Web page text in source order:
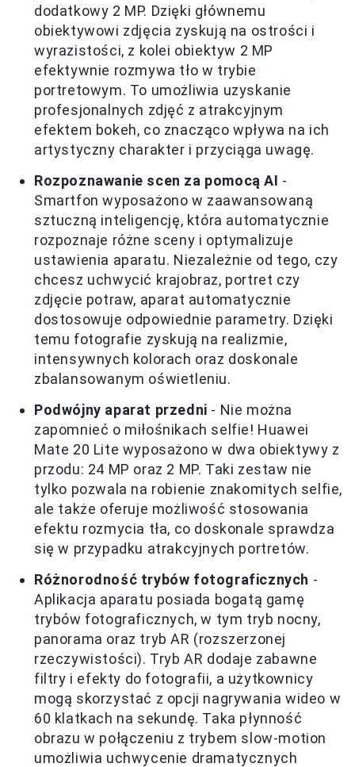
dodatkowy 2 MP. Dzięki głównemu
obiektywowi zdjęcia zyskują na ostrości i
wyrazistości, z kolei obiektyw 2 MP
efektywnie rozmywa tło w trybie
portretowym. To umożliwia uzyskanie
profesjonalnych zdjęć z atrakcyjnym
efektem bokeh, co znacząco wpływa na ich
artystyczny charakter i przyciąga uwagę.
Rozpoznawanie scen za pomocą AI -
Smartfon wyposażono w zaawansowaną
sztuczną inteligencję, która automatycznie
rozpoznaje różne sceny i optymalizuje
ustawienia aparatu. Niezależnie od tego, czy
chcesz uchwycić krajobraz, portret czy
zdjęcie potraw, aparat automatycznie
dostosowuje odpowiednie parametry. Dzięki
temu fotografie zyskują na realizmie,
intensywnych kolorach oraz doskonale
zbalansowanym oświetleniu.
Podwójny aparat przedni - Nie można
zapomnieć o miłośnikach selfie! Huawei
Mate 20 Lite wyposażono w dwa obiektywy z
przodu: 24 MP oraz 2 MP. Taki zestaw nie
tylko pozwala na robienie znakomitych selfie,
ale także oferuje możliwość stosowania
efektu rozmycia tła, co doskonale sprawdza
się w przypadku atrakcyjnych portretów.
Różnorodność trybów fotograficznych -
Aplikacja aparatu posiada bogatą gamę
trybów fotograficznych, w tym tryb nocny,
panorama oraz tryb AR (rozszerzonej
rzeczywistości). Tryb AR dodaje zabawne
filtry i efekty do fotografii, a użytkownicy
mogą skorzystać z opcji nagrywania wideo w
60 klatkach na sekundę. Taka płynność
obrazu w połączeniu z trybem slow-motion
umożliwia uchwycenie dramatycznych